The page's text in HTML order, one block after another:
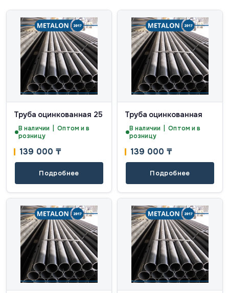
Труба оцинкованная 25
В наличии | Оптом и в
розницу
139 000 ₸
Подробнее
Труба оцинкованная
В наличии | Оптом и в
розницу
139 000 ₸
Подробнее